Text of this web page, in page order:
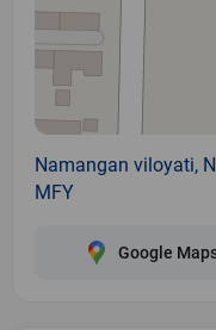
Namangan viloyati,
MFY
Google